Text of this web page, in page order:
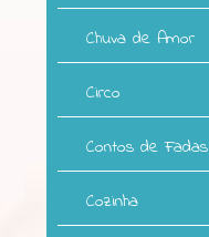
Chuva de Amor
Circo
Contos de Fadas
Cozinha